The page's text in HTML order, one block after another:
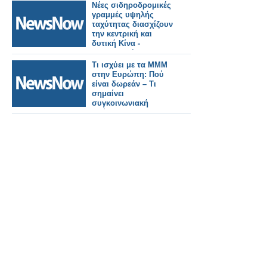
Νέες σιδηροδρομικές
γραμμές υψηλής
ταχύτητας διασχίζουν
την κεντρική και
δυτική Κίνα -
Συντονισμένη
ανάπτυξη.
Τι ισχύει με τα ΜΜΜ
στην Ευρώπη: Πού
είναι δωρεάν – Tι
σημαίνει
συγκοινωνιακή
φτώχεια.